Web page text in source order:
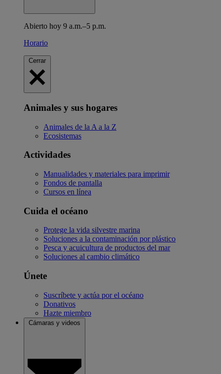
Abierto hoy 9 a.m.–5 p.m.
Horario
Cerrar
Animales y sus hogares
Animales de la A a la Z
Ecosistemas
Actividades
Manualidades y materiales para imprimir
Fondos de pantalla
Cursos en línea
Cuida el océano
Protege la vida silvestre marina
Soluciones a la contaminación por plástico
Pesca y acuicultura de productos del mar
Soluciones al cambio climático
Únete
Suscríbete y actúa por el océano
Donativos
Hazte miembro
Cámaras y videos